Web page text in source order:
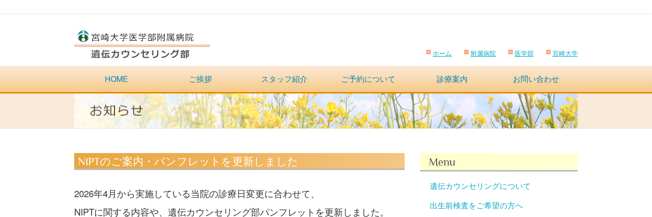
ホーム 附属病院 医学部 宮崎大学
HOME ご挨拶 スタッフ紹介 ご予約について 診療案内 お問い合わせ
NIPTのご案内・パンフレットを更新しました
2026年4月から実施している当院の診療日変更に合わせて、
NIPTに関する内容や、遺伝カウンセリング部パンフレットを更新しました。
Menu
遺伝カウンセリングについて
出生前検査をご希望の方へ